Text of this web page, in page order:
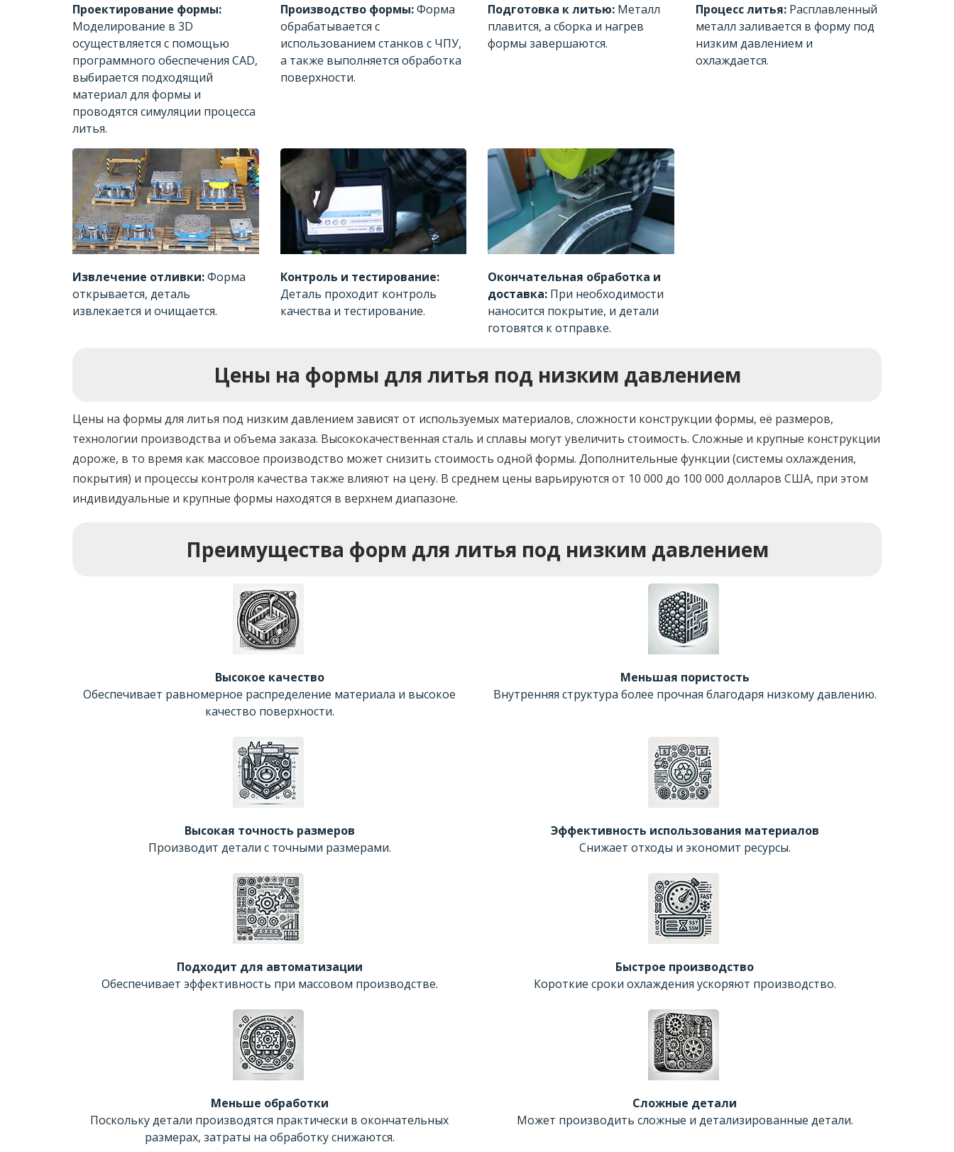
Проектирование формы:
Моделирование в 3D
осуществляется с помощью
программного обеспечения CAD,
выбирается подходящий
материал для формы и
проводятся симуляции процесса
литья.
Производство формы:Форма
обрабатывается с
использованием станков с ЧПУ,
а также выполняется обработка
поверхности.
Подготовка к литью: Металл
плавится, а сборка и нагрев
формы завершаются.
Процесс литья:Расплавленный
металл заливается в форму под
низким давлением и
охлаждается.
Извлечение отливки:Форма
открывается, деталь
извлекается и очищается.
Контроль и тестирование:
Деталь проходит контроль
качества и тестирование.
Окончательная обработка и
доставка: При необходимости
наносится покрытие, и детали
готовятся к отправке.
Цены на формы для литья под низким давлением
Цены на формы для литья под низким давлением зависят от используемых материалов, сложности конструкции формы, её размеров,
технологии производства и объема заказа. Высококачественная сталь и сплавы могут увеличить стоимость. Сложные и крупные конструкции
дороже, в то время как массовое производство может снизить стоимость одной формы. Дополнительные функции (системы охлаждения,
покрытия) и процессы контроля качества также влияют на цену. В среднем цены варьируются от 10 000 до 100 000 долларов США, при этом
индивидуальные и крупные формы находятся в верхнем диапазоне.
Преимущества форм для литья под низким давлением
Высокое качество
Обеспечивает равномерное распределение материала и высокое
качество поверхности.
Меньшая пористость
Внутренняя структура более прочная благодаря низкому давлению.
Высокая точность размеров
Производит детали с точными размерами.
Эффективность использования материалов
Снижает отходы и экономит ресурсы.
Подходит для автоматизации
Обеспечивает эффективность при массовом производстве.
Быстрое производство
Короткие сроки охлаждения ускоряют производство.
Меньше обработки
Поскольку детали производятся практически в окончательных
размерах, затраты на обработку снижаются.
Сложные детали
Может производить сложные и детализированные детали.